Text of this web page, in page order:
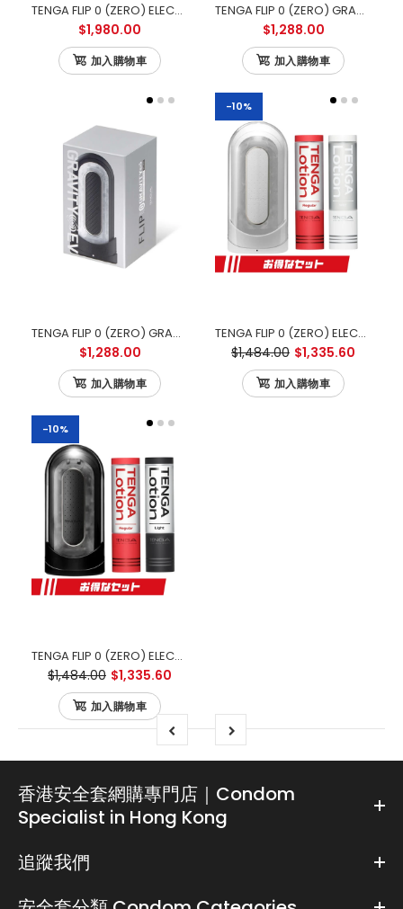
TENGA FLIP 0 (ZERO) ELECTRONIC VIBROTATION 電動迴旋震動版
$1,980.00
加入購物車
TENGA FLIP 0 (ZERO) GRAVITY ELECTRONIC VIBRATION WHITE 零重力白色電動版
$1,288.00
加入購物車
TENGA FLIP 0 (ZERO) GRAVITY ELECTRONIC VIBRATION BLACK 零重力黑色電動版
$1,288.00
加入購物車
-10%
TENGA FLIP 0 (ZERO) ELECTRONIC VIBRATION 白色電動版 優惠套裝
$1,484.00 $1,335.60
加入購物車
-10%
TENGA FLIP 0 (ZERO) ELECTRONIC VIBRATION BLACK 黑色電動版 優惠套裝
$1,484.00 $1,335.60
加入購物車
香港安全套網購專門店｜Condom
Specialist in Hong Kong
追蹤我們